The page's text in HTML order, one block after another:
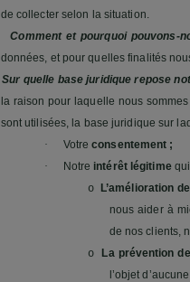
de collecter selon la situation.
Comment et pourquoi pouvons-
données, et pour quelles finalités
Sur quelle base juridique repose
la raison pour laquelle nous
sont utilisées, la base juridique sur
·
Votreconsentement ;
·
Notre intérêt légitimequi
o
L’amélioration
nous aider à
de nos clients,
o
La prévention
l’objet